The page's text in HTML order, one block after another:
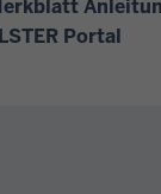
Portal